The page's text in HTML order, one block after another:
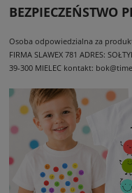
BEZPIECZEŃSTWO
Osoba odpowiedzialna za
FIRMA SLAWEX 781 ADRES:
39-300 MIELEC kontakt: